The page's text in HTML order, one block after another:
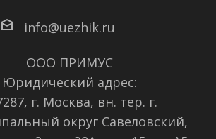
info@uezhik.ru
ООО ПРИМУС
Юридический адрес:
г. Москва, вн. тер. г.
округ Савеловский,